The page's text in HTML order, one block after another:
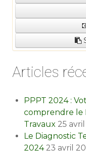
Articles
PPPT 2024 :
comprendre le
Travaux 25
Le Diagnostic
2024 23 avril